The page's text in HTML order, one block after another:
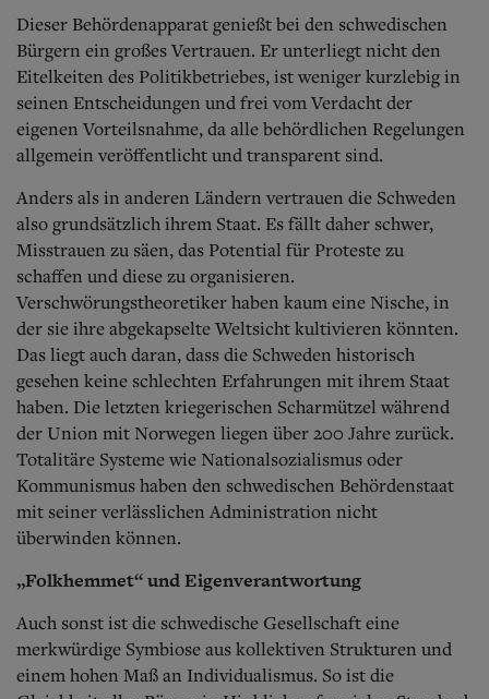
Dieser Behördenapparat genießt bei den schwedischen
Bürgern ein großes Vertrauen. Er unterliegt nicht den
Eitelkeiten des Politikbetriebes, ist weniger kurzlebig in
seinen Entscheidungen und frei vom Verdacht der
eigenen Vorteilsnahme, da alle behördlichen Regelungen
allgemein veröffentlicht und transparent sind.
Anders als in anderen Ländern vertrauen die Schweden
also grundsätzlich ihrem Staat. Es fällt daher schwer,
Misstrauen zu säen, das Potential für Proteste zu
schaffen und diese zu organisieren.
Verschwörungstheoretiker haben kaum eine Nische, in
der sie ihre abgekapselte Weltsicht kultivieren könnten.
Das liegt auch daran, dass die Schweden historisch
gesehen keine schlechten Erfahrungen mit ihrem Staat
haben. Die letzten kriegerischen Scharmützel während
der Union mit Norwegen liegen über 200 Jahre zurück.
Totalitäre Systeme wie Nationalsozialismus oder
Kommunismus haben den schwedischen Behördenstaat
mit seiner verlässlichen Administration nicht
überwinden können.
„Folkhemmet“ und Eigenverantwortung
Auch sonst ist die schwedische Gesellschaft eine
merkwürdige Symbiose aus kollektiven Strukturen und
einem hohen Maß an Individualismus. So ist die